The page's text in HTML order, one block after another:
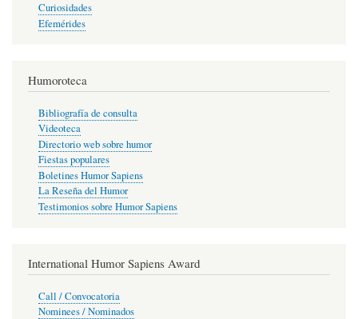
Curiosidades
Efemérides
Humoroteca
Bibliografía de consulta
Videoteca
Directorio web sobre humor
Fiestas populares
Boletines Humor Sapiens
La Reseña del Humor
Testimonios sobre Humor Sapiens
International Humor Sapiens Award
Call / Convocatoria
Nominees / Nominados